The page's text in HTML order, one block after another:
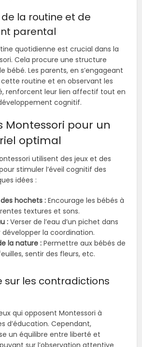
la routine et de
parental
quotidienne est crucial dans la
Cela procure une structure
bébé. Les parents, en s’engageant
routine et en observant les
renforcent leur lien affectif tout en
cognitif.
Montessori pour un
optimal
utilisent des jeux et des
stimuler l’éveil cognitif des
idées :
hochets :Encourage les bébés à
textures et sons.
: Verser de l’eau d’un pichet dans
développer la coordination.
la nature : Permettre aux bébés de
sentir des fleurs, etc.
sur les contradictions
qui opposent Montessori à
d’éducation. Cependant,
un équilibre entre liberté et
sur l’observation attentive